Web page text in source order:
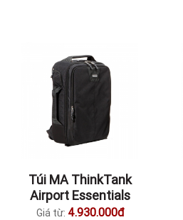
Túi MA ThinkTank
Airport Essentials
Giá từ: 4.930.000đ